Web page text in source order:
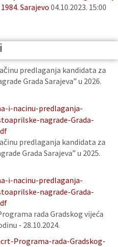
Sarajevo 04.10.2023. 15:00
predlaganja kandidata za
Grada Sarajeva” u 2026.
i-nacinu-predlaganja-
nagrade-Grada-
predlaganja kandidata za
Grada Sarajeva” u 2025.
i-nacinu-predlaganja-
nagrade-Grada-
rada Gradskog vijeća
- 28.10.2024.
Programa-rada-Gradskog-